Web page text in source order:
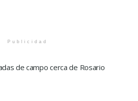
Publicidad
de campo cerca de Rosario